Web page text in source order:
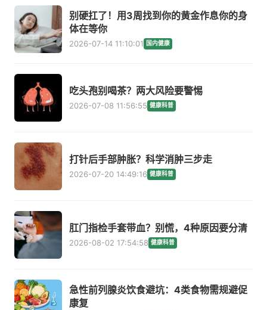
别硬扛了！用3周找到你的黄金作息你的身
体在等你
2026-07-14 11:10:01 国内健康
吃头孢别喝茶？两大风险要警惕
2026-07-08 11:56:55 健康科普
打针后手部肿胀？科学消肿三步走
2026-07-20 14:49:16 健康科普
肛门指检手套带血？别慌，4种原因要分清
2026-08-02 17:54:58 健康科普
急性前列腺炎饮食避坑：4类食物需规避促
康复